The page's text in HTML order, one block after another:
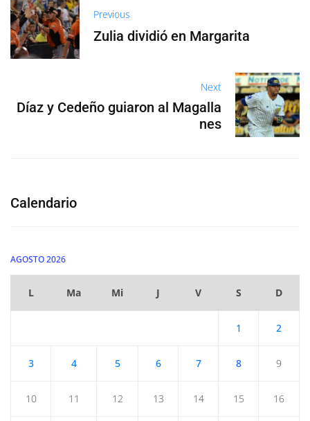
Previous
Zulia dividió en Margarita
Next
Díaz y Cedeño guiaron al Magalla
nes
Calendario
AGOSTO 2026
L Ma Mi J V S D
1 2
3 4 5 6 7 8 9
10 11 12 13 14 15 16